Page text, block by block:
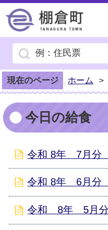
現在のページ ホーム >
今日の給食
令和 8年 7月分
令和 8年 6月分
令和 8年 5月